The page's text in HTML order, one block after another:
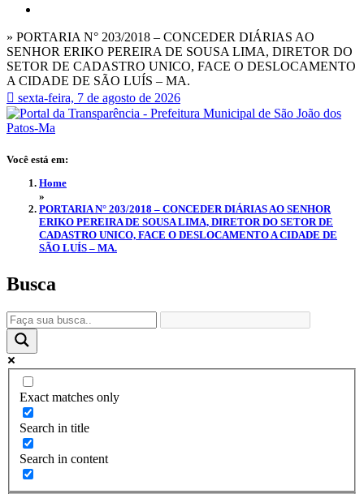
» PORTARIA N° 203/2018 – CONCEDER DIÁRIAS AO
SENHOR ERIKO PEREIRA DE SOUSA LIMA, DIRETOR DO
SETOR DE CADASTRO UNICO, FACE O DESLOCAMENTO
A CIDADE DE SÃO LUÍS – MA.
sexta-feira, 7 de agosto de 2026
Você está em:
Home
»
PORTARIA N° 203/2018 – CONCEDER DIÁRIAS AO SENHOR
ERIKO PEREIRA DE SOUSA LIMA, DIRETOR DO SETOR DE
CADASTRO UNICO, FACE O DESLOCAMENTO A CIDADE DE
SÃO LUÍS – MA.
Busca
Exact matches only
Search in title
Search in content